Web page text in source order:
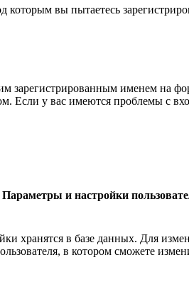
вы пытаетесь
зарегистрированным именем на
Если у вас имеются проблемы с
Параметры и настройки
хранятся в базе данных. Для
в котором сможете